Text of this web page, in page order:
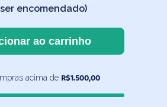
encomendado)
ao carrinho
acima de R$1.500,00